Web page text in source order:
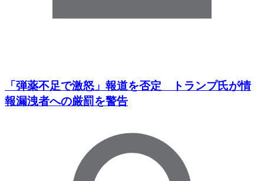
「弾薬不足で激怒」報道を否定 トランプ氏が情
報漏洩者への厳罰を警告